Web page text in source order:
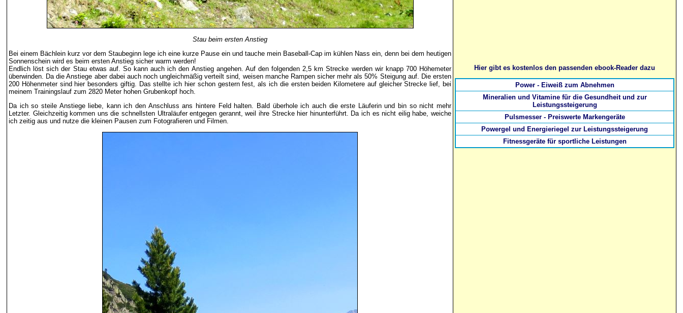
Stau beim ersten Anstieg
Bei einem Bächlein kurz vor dem Staubeginn lege ich eine kurze Pause ein und tauche mein Baseball-Cap im kühlen Nass ein, denn bei dem heutigen
Sonnenschein wird es beim ersten Anstieg sicher warm werden!
Endlich löst sich der Stau etwas auf. So kann auch ich den Anstieg angehen. Auf den folgenden 2,5 km Strecke werden wir knapp 700 Höhemeter
überwinden. Da die Anstiege aber dabei auch noch ungleichmäßig verteilt sind, weisen manche Rampen sicher mehr als 50% Steigung auf. Die ersten
200 Höhenmeter sind hier besonders giftig. Das stellte ich hier schon gestern fest, als ich die ersten beiden Kilometere auf gleicher Strecke lief, bei
meinem Trainingslauf zum 2820 Meter hohen Grubenkopf hoch.
Da ich so steile Anstiege liebe, kann ich den Anschluss ans hintere Feld halten. Bald überhole ich auch die erste Läuferin und bin so nicht mehr
Letzter. Gleichzeitig kommen uns die schnellsten Ultraläufer entgegen gerannt, weil ihre Strecke hier hinunterführt. Da ich es nicht eilig habe, weiche
ich zeitig aus und nutze die kleinen Pausen zum Fotografieren und Filmen.
Hier gibt es kostenlos den passenden ebook-Reader dazu
Power - Eiweiß zum Abnehmen
Mineralien und Vitamine für die Gesundheit und zur
Leistungssteigerung
Pulsmesser - Preiswerte Markengeräte
Powergel und Energieriegel zur Leistungssteigerung
Fitnessgeräte für sportliche Leistungen